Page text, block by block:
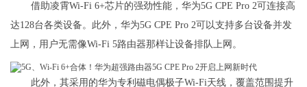
借助凌霄Wi-Fi 6+芯片的强劲性能，华为5G CPE Pro 2可连接高
达128台各类设备。此外，华为5G CPE Pro 2可以支持多台设备并发
上网，用户无需像Wi-Fi 5路由器那样让设备排队上网。
此外，其采用的华为专利磁电偶极子Wi-Fi天线，覆盖范围提升